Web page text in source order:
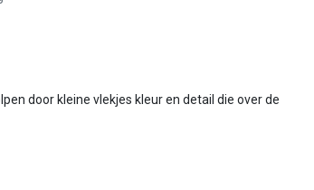
door kleine vlekjes kleur en detail die over de